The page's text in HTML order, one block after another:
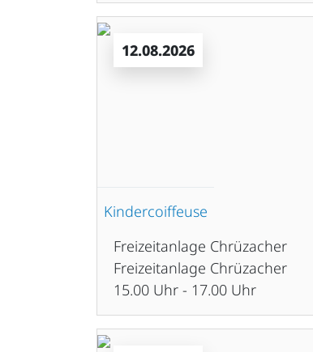
12.08.2026
Kindercoiffeuse
Freizeitanlage Chrüzacher
Freizeitanlage Chrüzacher
15.00 Uhr - 17.00 Uhr